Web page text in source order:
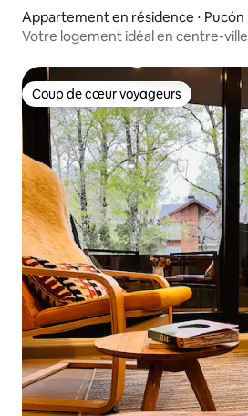
Appartement en résidence ⋅ Pucón
Votre logement idéal en centre-ville
Coup de cœur voyageurs
Coup de cœur voyageurs